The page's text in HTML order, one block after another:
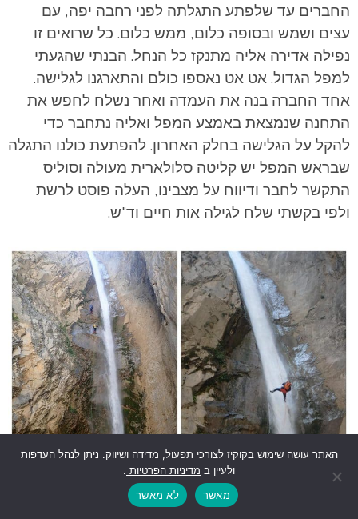
החברים עד שלפתע התגלתה לפני רחבה יפה, עם
עצים ושמש ובסופה כלום, ממש כלום. כל שרואים זו
נפילה אדירה אליה מתנקז כל הנחל. הבנתי שהגעתי
למפל הגדול. אט אט נאספו כולם והתארגנו לגלישה.
אחד החברה בנה את העמדה ואחר נשלח לחפש את
התחנה שנמצאת באמצע המפל ואליה נתחבר כדי
להקל על הגלישה בחלק האחרון. להפתעת כולנו התגלה
שבראש המפל יש קליטה סלולארית מעולה וסוליס
התקשר לחבר ודיווח על מצבינו, העלה פוסט לרשת
ולפי בקשתי שלח לגילה אות חיים וד"ש.
האתר עושה שימוש בקוקיז לצורכי תפעול, מדידה ושיווק. ניתן לנהל העדפות
ולעיין ב מדיניות הפרטיות .
מאשר
לא מאשר